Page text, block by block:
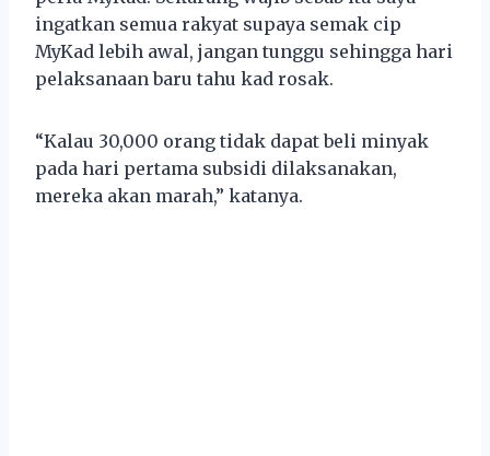
ingatkan semua rakyat supaya semak cip
MyKad lebih awal, jangan tunggu sehingga hari
pelaksanaan baru tahu kad rosak.
“Kalau 30,000 orang tidak dapat beli minyak
pada hari pertama subsidi dilaksanakan,
mereka akan marah,” katanya.